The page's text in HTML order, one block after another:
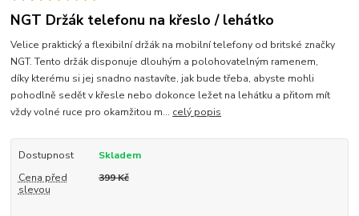
NGT Držák telefonu na křeslo / lehátko
Velice praktický a flexibilní držák na mobilní telefony od britské značky
NGT. Tento držák disponuje dlouhým a polohovatelným ramenem,
díky kterému si jej snadno nastavíte, jak bude třeba, abyste mohli
pohodlně sedět v křesle nebo dokonce ležet na lehátku a přitom mít
vždy volné ruce pro okamžitou m... celý popis
Dostupnost
Skladem
Cena před
slevou
399 Kč